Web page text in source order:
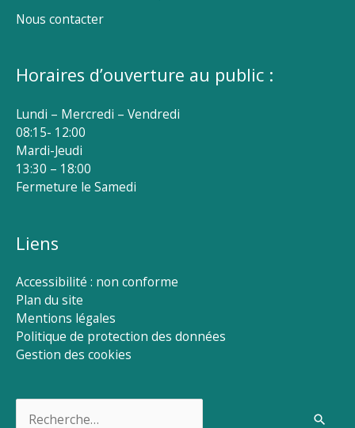
Nous contacter
Horaires d’ouverture au public :
Lundi – Mercredi – Vendredi
08:15- 12:00
Mardi-Jeudi
13:30 – 18:00
Fermeture le Samedi
Liens
Accessibilité : non conforme
Plan du site
Mentions légales
Politique de protection des données
Gestion des cookies